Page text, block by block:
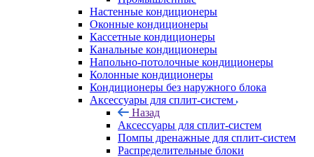
Настенные кондиционеры
Оконные кондиционеры
Кассетные кондиционеры
Канальные кондиционеры
Напольно-потолочные кондиционеры
Колонные кондиционеры
Кондиционеры без наружного блока
Аксессуары для сплит-систем
Назад
Аксессуары для сплит-систем
Помпы дренажные для сплит-систем
Распределительные блоки